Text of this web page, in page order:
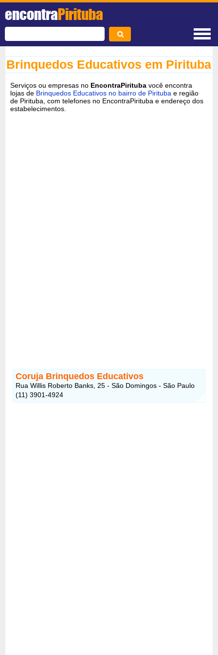
encontraPirituba
Brinquedos Educativos em Pirituba
Serviços ou empresas no EncontraPirituba você encontra
lojas de Brinquedos Educativos no bairro de Pirituba e região
de Pirituba, com telefones no EncontraPirituba e endereço dos
estabelecimentos.
Coruja Brinquedos Educativos
Rua Willis Roberto Banks, 25 - São Domingos - São Paulo
(11) 3901-4924